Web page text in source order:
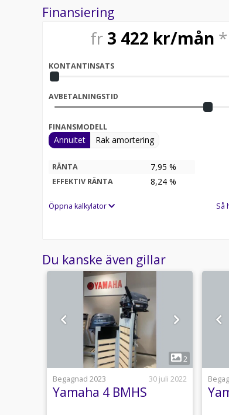
Finansiering
fr 3 422 kr/mån *
KONTANTINSATS
AVBETALNINGSTID
FINANSMODELL
Annuitet Rak amortering
RÄNTA 7,95 %
EFFEKTIV RÄNTA 8,24 %
Öppna kalkylator Så
Du kanske även gillar
1
2
Begagnad 2023
30 juli 2022
Yamaha 4 BMHS